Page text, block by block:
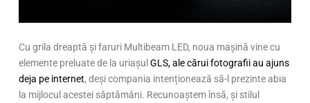
Cu grila dreaptă și faruri Multibeam LED, noua mașină vine cu
elemente preluate de la uriașulGLS, ale cărui fotografii au ajuns
deja pe internet, deși compania intenționează să-l prezinte abia
la mijlocul acestei săptămâni. Recunoaștem însă, și stilul